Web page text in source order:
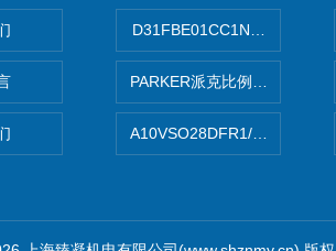
PARKER派克比例阀 柱塞泵
A10VSO28DFR1/